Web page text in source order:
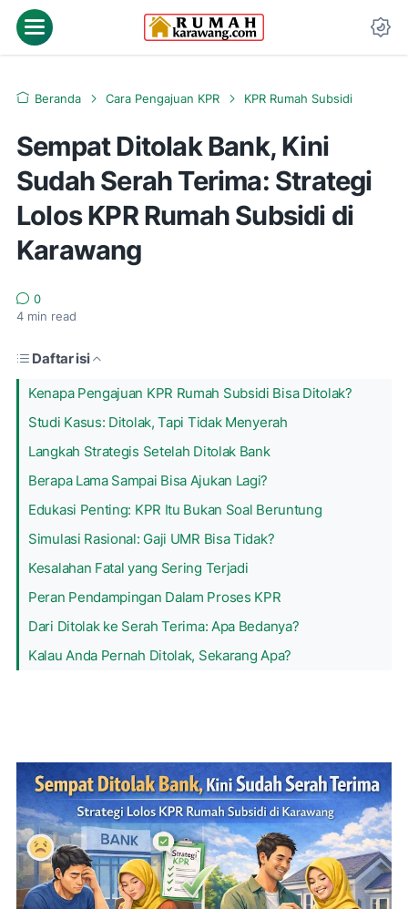
Beranda Cara Pengajuan KPR KPR Rumah Subsidi
Sempat Ditolak Bank, Kini
Sudah Serah Terima: Strategi
Lolos KPR Rumah Subsidi di
Karawang
0
4 min read
Daftar isi
Kenapa Pengajuan KPR Rumah Subsidi Bisa Ditolak?
Studi Kasus: Ditolak, Tapi Tidak Menyerah
Langkah Strategis Setelah Ditolak Bank
Berapa Lama Sampai Bisa Ajukan Lagi?
Edukasi Penting: KPR Itu Bukan Soal Beruntung
Simulasi Rasional: Gaji UMR Bisa Tidak?
Kesalahan Fatal yang Sering Terjadi
Peran Pendampingan Dalam Proses KPR
Dari Ditolak ke Serah Terima: Apa Bedanya?
Kalau Anda Pernah Ditolak, Sekarang Apa?